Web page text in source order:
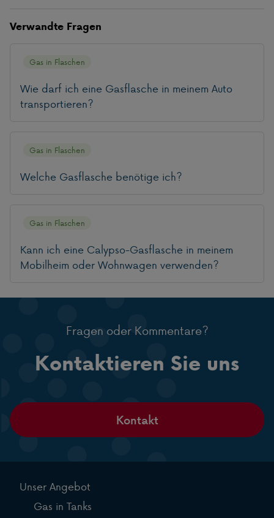
Verwandte Fragen
Wie darf ich eine Gasflasche in meinem Auto
transportieren?
Gas in Flaschen
Welche Gasflasche benötige ich?
Gas in Flaschen
Kann ich eine Calypso-Gasflasche in meinem
Mobilheim oder Wohnwagen verwenden?
Gas in Flaschen
Fragen oder Kommentare?
Kontaktieren Sie uns
Kontakt
Unser Angebot
Gas in Tanks